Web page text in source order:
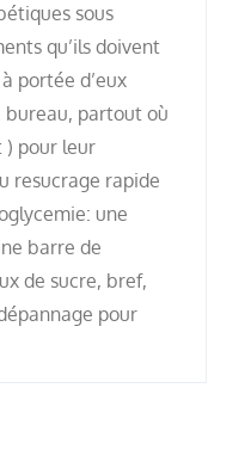
sous
qu’ils doivent
portée d’eux
bureau, partout où
) pour leur
resucrage rapide
une
barre de
de sucre, bref,
pour